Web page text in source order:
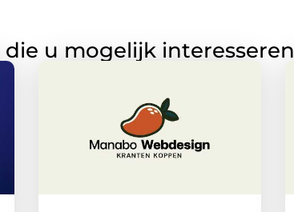
die u mogelijk interesseren